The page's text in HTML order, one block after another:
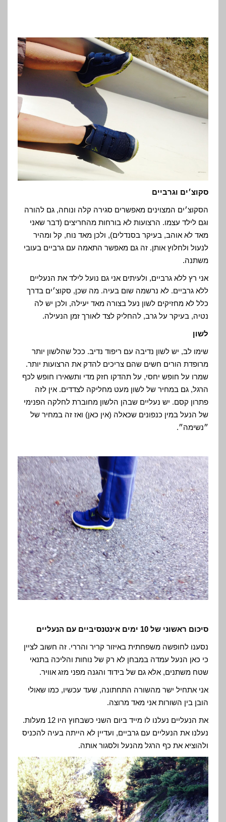
סקוצ׳ים וגרביים
הסקוצ׳ים המצוינים מאפשרים סגירה קלה ונוחה, גם להורה
וגם לילד עצמו. הרצועות לא בורחות מהחריצים (דבר שאני
מאד לא אוהב, בעיקר בסנדלים), ולכן מאד נוח, קל ומהיר
לנעול ולחלוץ אותן. זה גם מאפשר התאמה עם גרביים בעובי
משתנה.
אני רץ ללא גרביים, ולעיתים אני גם נועל לילד את הנעליים
ללא גרביים. לא נרשמה שום בעיה. מה שכן, סקוצ׳ים בדרך
כלל לא מחזיקים לשון נעל בצורה מאד יעילה, ולכן יש לה
נטיה, בעיקר על גרב, להחליק לצד לאורך זמן הנעילה.
לשון
שימו לב, יש לשון נדיבה עם ריפוד נדיב. ככל שהלשון יותר
מרופדת הורים חשים שהם צריכים להדק את הרצועות יותר.
שמרו על חופש יחסי, על תהדקו חזק מדי ותשאירו חופש לכף
הרגל, גם במחיר של לשון מעט מחליקה לצדדים. אין לזה
פתרון קסם. יש נעליים שבהן הלשון מחוברת לחלקה הפנימי
של הנעל במין כנפונים שכאלה (אין כאן) ואז זה במחיר של
״נשימה״.
סיכום ראשוני של 10 ימים אינטנסיביים עם הנעליים
נסענו לחופשה משפחתית באיזור קריר והררי. זה חשוב לציין
כי כאן הנעל עמדה במבחן לא רק של נוחות והליכה בתנאי
שטח משתנים, אלא גם של בידוד והגנה מפני מזג אוויר.
אני אתחיל ישר מהשורה התחתונה, שעד עכשיו, כמו שאולי
הובן בין השורות אני מאד מרוצה.
את הנעליים נעלנו לו מייד ביום השני כשבחוץ היו 12 מעלות.
נעלנו את הנעליים עם גרביים, ועדיין לא הייתה בעיה להכניס
ולהוציא את כף הרגל מהנעל ולסגור אותה.